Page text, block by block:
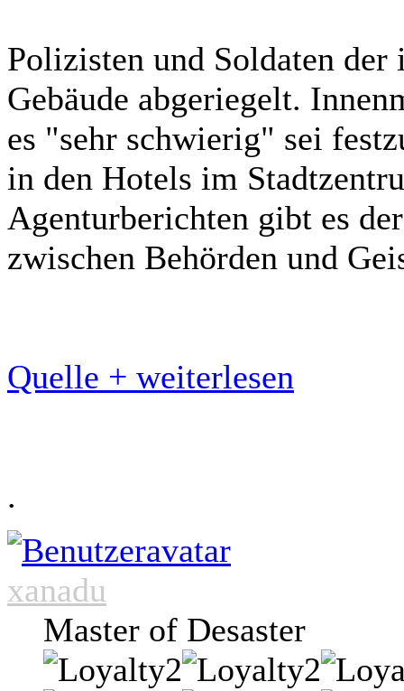
Polizisten und Soldaten der
Gebäude abgeriegelt.
es "sehr schwierig" sei
in den Hotels im
Agenturberichten gibt es
zwischen Behörden und
Quelle + weiterlesen
.
xanadu
Master of Desaster